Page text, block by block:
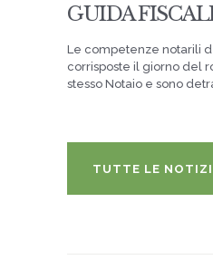
GUIDA
Le competenze notarili
corrisposte il giorno del
stesso Notaio e sono
TUTTE LE